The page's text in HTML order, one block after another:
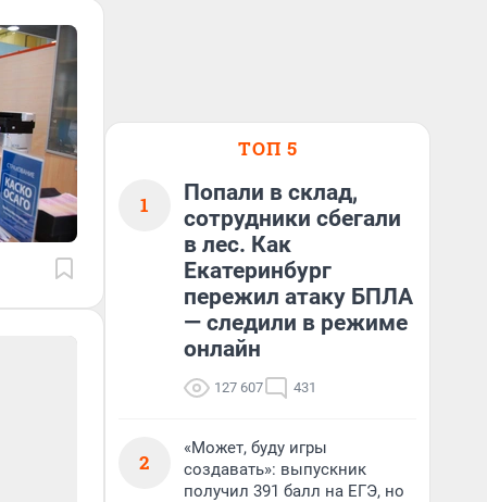
ТОП 5
1
Попали в склад,
сотрудники сбегали
в лес. Как
Екатеринбург
пережил атаку БПЛА
— следили в режиме
онлайн
127 607 431
2
«Может, буду игры
создавать»: выпускник
получил 391 балл на ЕГЭ, но